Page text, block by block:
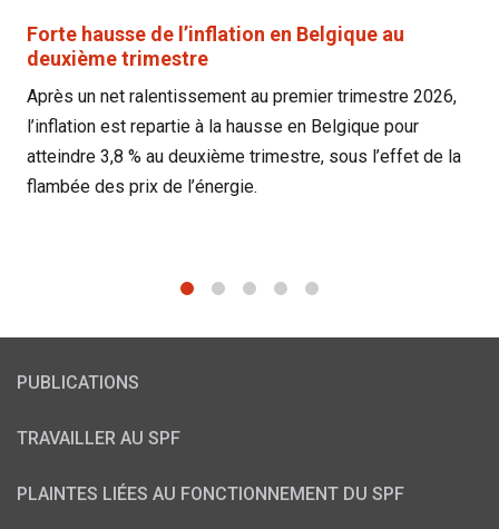
Forte hausse de l’inflation en Belgique au
deuxième trimestre
Après un net ralentissement au premier trimestre 2026,
l’inflation est repartie à la hausse en Belgique pour
atteindre 3,8 % au deuxième trimestre, sous l’effet de la
flambée des prix de l’énergie.
PUBLICATIONS
TRAVAILLER AU SPF
PLAINTES LIÉES AU FONCTIONNEMENT DU SPF